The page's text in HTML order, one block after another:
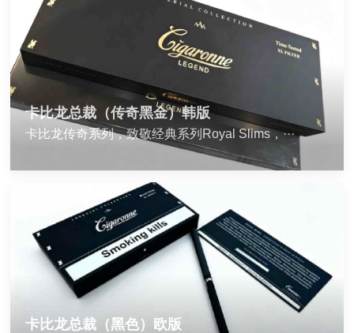
卡比龙总裁（传奇黑金）韩版
卡比龙传奇系列，致敬经典系列Royal Slims，···
卡比龙总裁（黑色）欧版